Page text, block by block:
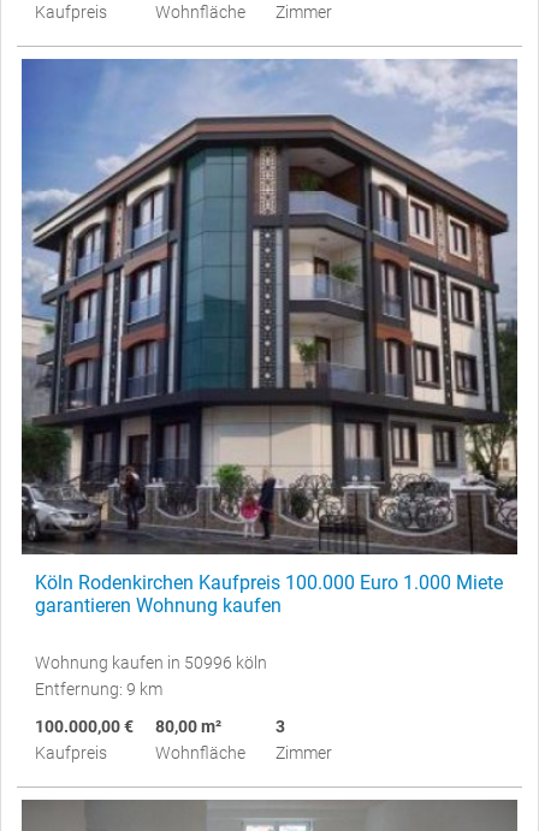
Kaufpreis
Wohnfläche
Zimmer
Köln Rodenkirchen Kaufpreis 100.000 Euro 1.000 Miete
garantieren Wohnung kaufen
Wohnung kaufen in 50996 köln
Entfernung: 9 km
100.000,00 €
Kaufpreis
80,00 m²
Wohnfläche
3
Zimmer